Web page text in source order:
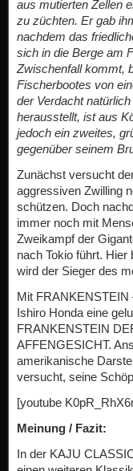
aus mutierten Zellen
zu züchten. Er gab
nachdem das
sich in die Berge am
Zwischenfall kommt,
Fischerbootes von
der Verdacht
herausstellt, ist aus
jedoch ein zweites,
gegenüber seinem
Zunächst versucht
aggressiven Zwilling
schützen. Doch
immer noch mit
Zweikampf der
nach Tokio führt.
wird der Sieger des
Mit
Ishiro Honda eine
FRANKENSTEIN
AFFENGESICHT.
amerikanische
versucht, seine
[youtube
Meinung / Fazit:
In der KAJU